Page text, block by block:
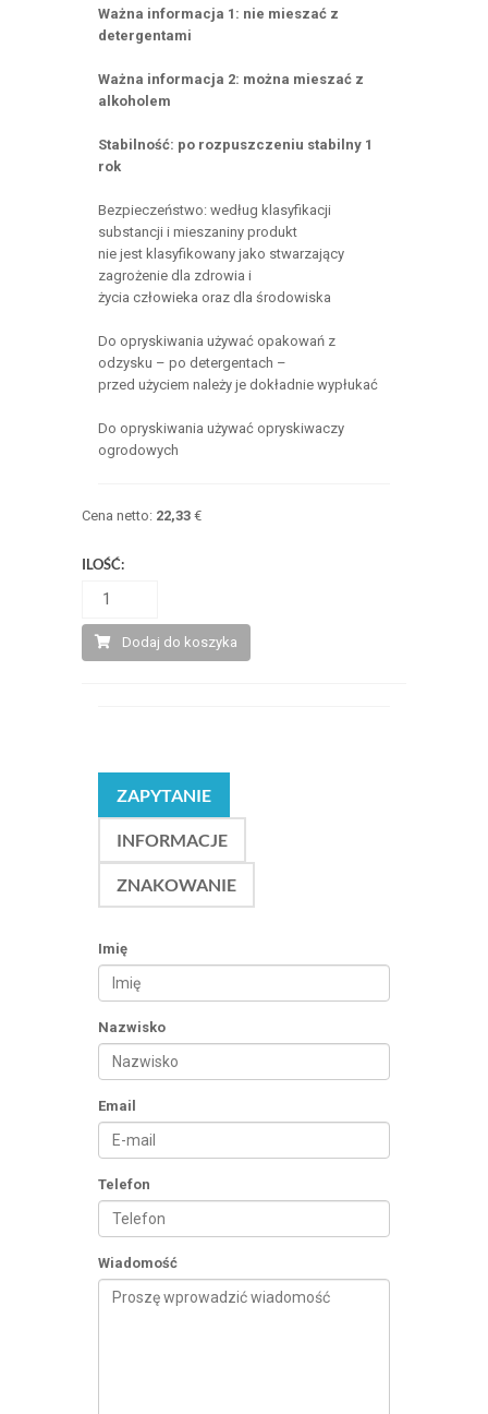
Ważna informacja 1: nie mieszać z
detergentami
Ważna informacja 2: można mieszać z
alkoholem
Stabilność: po rozpuszczeniu stabilny 1
rok
Bezpieczeństwo: według klasyfikacji
substancji i mieszaniny produkt
nie jest klasyfikowany jako stwarzający
zagrożenie dla zdrowia i
życia człowieka oraz dla środowiska
Do opryskiwania używać opakowań z
odzysku – po detergentach –
przed użyciem należy je dokładnie wypłukać
Do opryskiwania używać opryskiwaczy
ogrodowych
Cena netto: 22,33€
ILOŚĆ:
Dodaj do koszyka
ZAPYTANIE
INFORMACJE
ZNAKOWANIE
Imię
Nazwisko
Email
Telefon
Wiadomość